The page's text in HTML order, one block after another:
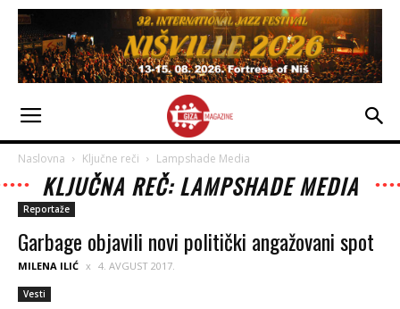
Naslovna Ključne reči Lampshade Media
KLJUČNA REČ: LAMPSHADE MEDIA
Reportaže
Garbage objavili novi politički angažovani spot
MILENA ILIĆ 4. AVGUST 2017.
Vesti